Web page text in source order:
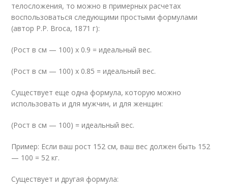
телосложения, то можно в примерных расчетах
воспользоваться следующими простыми формулами
(автор P.P. Broca, 1871 г):
(Рост в см — 100) х 0.9 = идеальный вес.
(Рост в см — 100) х 0.85 = идеальный вес.
Существует еще одна формула, которую можно
использовать и для мужчин, и для женщин:
(Рост в см — 100) = идеальный вес.
Пример: Если ваш рост 152 см, ваш вес должен быть 152
— 100 = 52 кг.
Существует и другая формула: